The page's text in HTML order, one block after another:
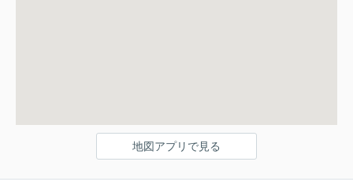
地図アプリで見る